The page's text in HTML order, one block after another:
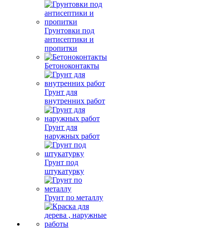
Грунтовки под
антисептики и
пропитки
Бетоноконтакты
Грунт для
внутренних работ
Грунт для
наружных работ
Грунт под
штукатурку
Грунт по металлу